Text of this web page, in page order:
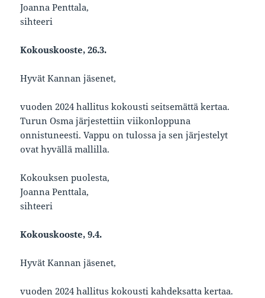
Joanna Penttala,
sihteeri
Kokouskooste, 26.3.
Hyvät Kannan jäsenet,
vuoden 2024 hallitus kokousti seitsemättä kertaa.
Turun Osma järjestettiin viikonloppuna
onnistuneesti. Vappu on tulossa ja sen järjestelyt
ovat hyvällä mallilla.
Kokouksen puolesta,
Joanna Penttala,
sihteeri
Kokouskooste, 9.4.
Hyvät Kannan jäsenet,
vuoden 2024 hallitus kokousti kahdeksatta kertaa.